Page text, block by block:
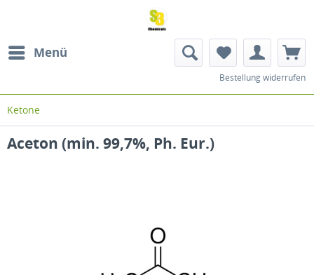
Menü
Bestellung widerrufen
Ketone
Aceton (min. 99,7%, Ph. Eur.)